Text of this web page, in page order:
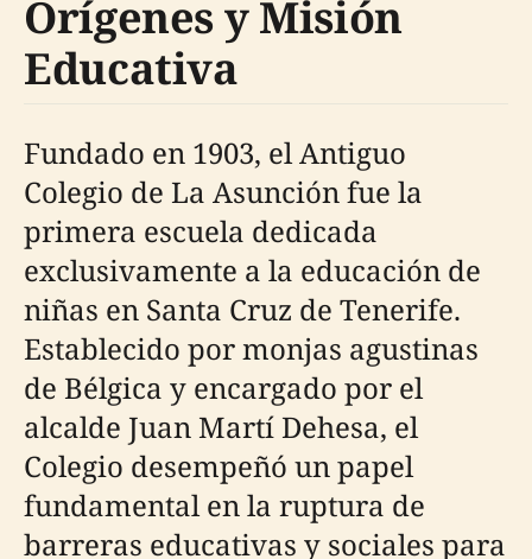
Orígenes y Misión
Educativa
Fundado en 1903, el Antiguo
Colegio de La Asunción fue la
primera escuela dedicada
exclusivamente a la educación de
niñas en Santa Cruz de Tenerife.
Establecido por monjas agustinas
de Bélgica y encargado por el
alcalde Juan Martí Dehesa, el
Colegio desempeñó un papel
fundamental en la ruptura de
barreras educativas y sociales para